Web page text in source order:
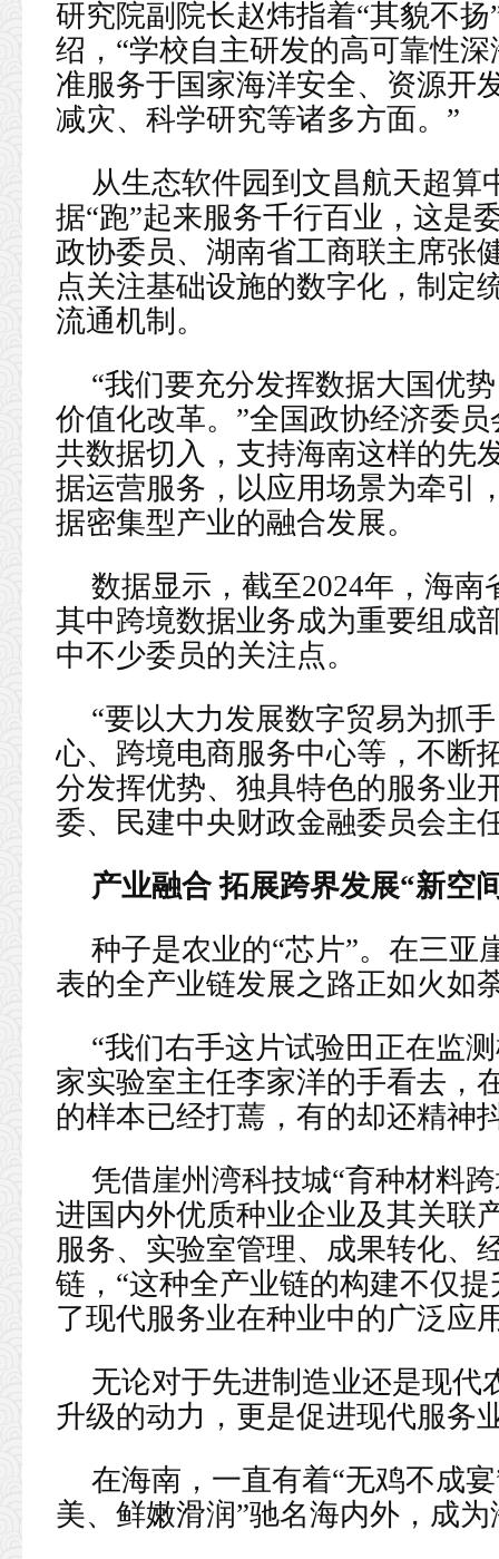
研究院副院长赵炜指着“其貌不
绍，“学校自主研发的高可靠性
准服务于国家海洋安全、资源开
减灾、科学研究等诸多方面。”
从生态软件园到文昌航天超
据“跑”起来服务千行百业，这是
政协委员、湖南省工商联主席张
点关注基础设施的数字化，制定
流通机制。
“我们要充分发挥数据大国优
价值化改革。”全国政协经济委
共数据切入，支持海南这样的先
据运营服务，以应用场景为牵引
据密集型产业的融合发展。
数据显示，截至2024年，海
其中跨境数据业务成为重要组成
中不少委员的关注点。
“要以大力发展数字贸易为抓
心、跨境电商服务中心等，不断
分发挥优势、独具特色的服务业
委、民建中央财政金融委员会主
产业融合 拓展跨界发展“新空
种子是农业的“芯片”。在三亚
表的全产业链发展之路正如火如
“我们右手这片试验田正在监
家实验室主任李家洋的手看去，
的样本已经打蔫，有的却还精神
凭借崖州湾科技城“育种材料
进国内外优质种业企业及其关联
服务、实验室管理、成果转化、
链，“这种全产业链的构建不仅
了现代服务业在种业中的广泛应
无论对于先进制造业还是现代
升级的动力，更是促进现代服务
在海南，一直有着“无鸡不成
美、鲜嫩滑润”驰名海内外，成